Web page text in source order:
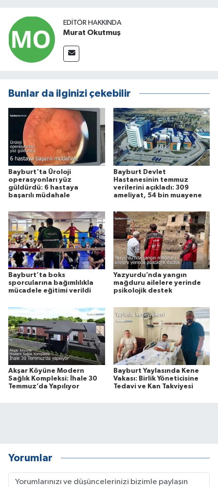
EDITÖR HAKKINDA
Murat Okutmuş
Bunlar da ilginizi çekebilir
Bayburt'ta Üroloji
operasyonları yüz
güldürdü: 6 hastaya
başarılı müdahale
Bayburt Devlet
Hastanesinin temmuz
verilerini açıkladı: 309
ameliyat, 54 bin muayene
Bayburt’ta boks
sporcularına bağımlılıkla
mücadele eğitimi verildi
Yazyurdu’nda yangın
mağduru ailelere yerinde
psikolojik destek
Akşar Köyüne Modern
Sağlık Kompleksi: İhale 30
Temmuz’da Yapılıyor
Bayburt Yaylasında Kene
Vakası: Birlik Yöneticisine
Tedavi ve Kan Takviyesi
Yorumlar